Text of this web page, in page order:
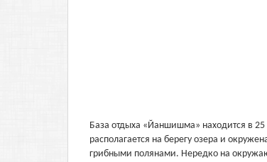
База отдыха «Йаншишма» находится в
располагается на берегу озера и
грибными полянами. Нередко на